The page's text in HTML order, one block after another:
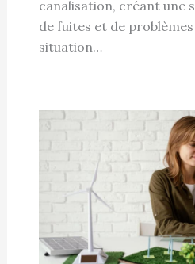
canalisation, créant une
de fuites et de
situation…